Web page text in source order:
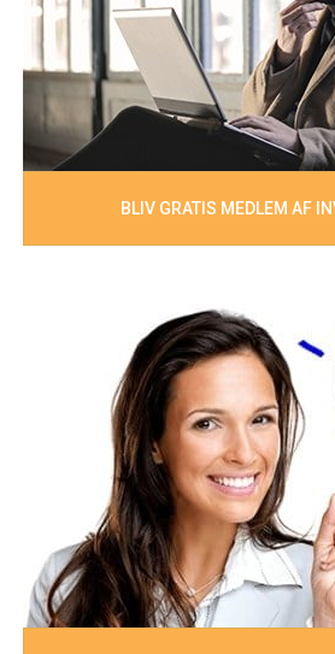
BLIV GRATIS MEDLEM AF